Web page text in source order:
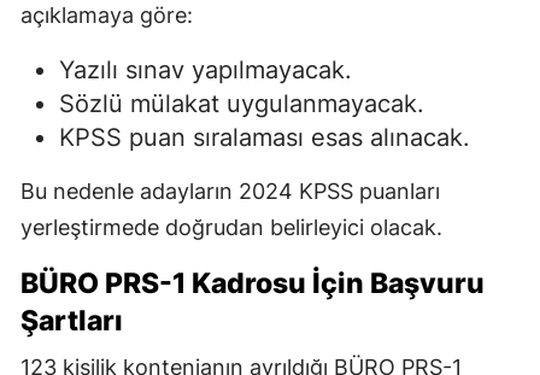
açıklamaya göre:
Yazılı sınav yapılmayacak.
Sözlü mülakat uygulanmayacak.
KPSS puan sıralaması esas alınacak.
Bu nedenle adayların 2024 KPSS puanları
yerleştirmede doğrudan belirleyici olacak.
BÜRO PRS-1 Kadrosu İçin Başvuru
Şartları
123 kişilik kontenjanın ayrıldığı BÜRO PRS-1